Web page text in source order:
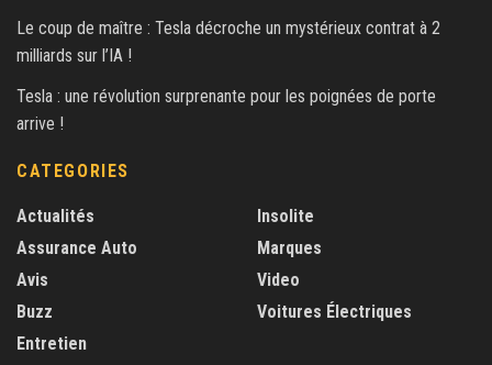
Le coup de maître : Tesla décroche un mystérieux contrat à 2
milliards sur l’IA !
Tesla : une révolution surprenante pour les poignées de porte
arrive !
CATEGORIES
Actualités
Assurance Auto
Avis
Buzz
Entretien
Insolite
Marques
Video
Voitures Électriques